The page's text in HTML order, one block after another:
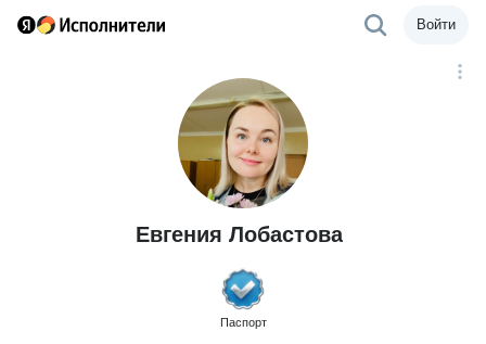
Войти
Евгения Лобастова
Паспорт